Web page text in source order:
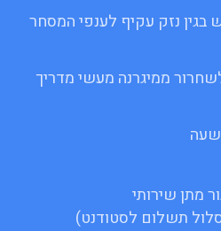
בגין נזק עקיף לענפי המסחר
ממיגרנה מעשי מדריך
שעה
מתן שירותי
תשלום לסטודנט)